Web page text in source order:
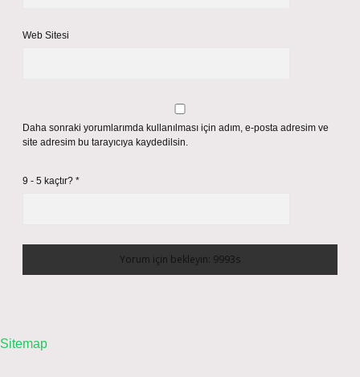
Web Sitesi
Daha sonraki yorumlarımda kullanılması için adım, e-posta adresim ve
site adresim bu tarayıcıya kaydedilsin.
9 - 5 kaçtır? *
Sitemap